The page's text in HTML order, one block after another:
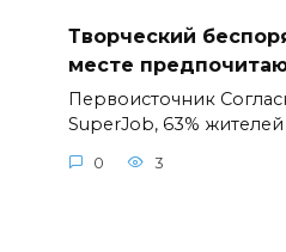
Творческий
месте
Первоисточник
SuperJob, 63% жителей
0 3